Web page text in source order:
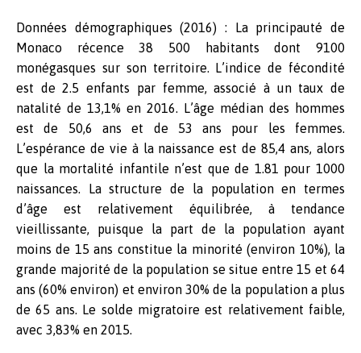
Données démographiques (2016) : La principauté de
Monaco récence 38 500 habitants dont 9100
monégasques sur son territoire. L’indice de fécondité
est de 2.5 enfants par femme, associé à un taux de
natalité de 13,1% en 2016. L’âge médian des hommes
est de 50,6 ans et de 53 ans pour les femmes.
L’espérance de vie à la naissance est de 85,4 ans, alors
que la mortalité infantile n’est que de 1.81 pour 1000
naissances. La structure de la population en termes
d’âge est relativement équilibrée, à tendance
vieillissante, puisque la part de la population ayant
moins de 15 ans constitue la minorité (environ 10%), la
grande majorité de la population se situe entre 15 et 64
ans (60% environ) et environ 30% de la population a plus
de 65 ans. Le solde migratoire est relativement faible,
avec 3,83% en 2015.